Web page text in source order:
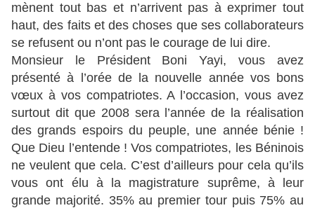
mènent tout bas et n’arrivent pas à exprimer tout
haut, des faits et des choses que ses collaborateurs
se refusent ou n’ont pas le courage de lui dire.
Monsieur le Président Boni Yayi, vous avez
présenté à l’orée de la nouvelle année vos bons
vœux à vos compatriotes. A l’occasion, vous avez
surtout dit que 2008 sera l’année de la réalisation
des grands espoirs du peuple, une année bénie !
Que Dieu l’entende ! Vos compatriotes, les Béninois
ne veulent que cela. C’est d’ailleurs pour cela qu’ils
vous ont élu à la magistrature suprême, à leur
grande majorité. 35% au premier tour puis 75% au